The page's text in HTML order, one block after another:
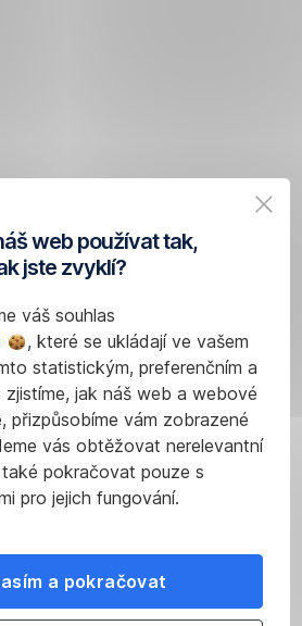
web používat tak,
jste zvyklí?
váš souhlas
, které se ukládají ve vašem
statistickým, preferenčním a
zjistíme, jak náš web a webové
přizpůsobíme vám zobrazené
vás obtěžovat nerelevantní
pokračovat pouze s
pro jejich fungování.
a pokračovat